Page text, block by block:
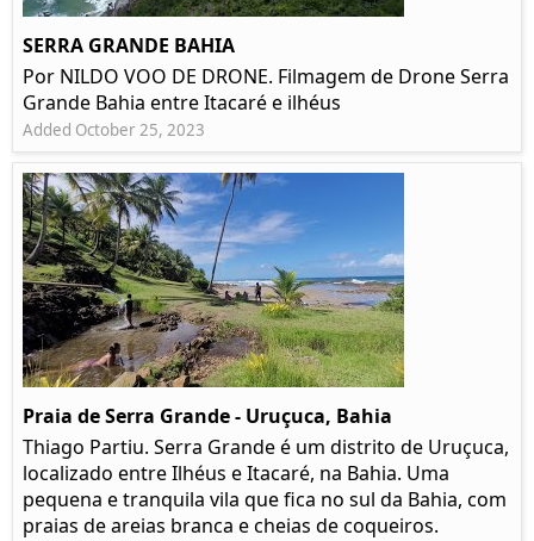
SERRA GRANDE BAHIA
Por NILDO VOO DE DRONE. Filmagem de Drone Serra
Grande Bahia entre Itacaré e ilhéus
Added October 25, 2023
Praia de Serra Grande - Uruçuca, Bahia
Thiago Partiu. Serra Grande é um distrito de Uruçuca,
localizado entre Ilhéus e Itacaré, na Bahia. Uma
pequena e tranquila vila que fica no sul da Bahia, com
praias de areias branca e cheias de coqueiros.